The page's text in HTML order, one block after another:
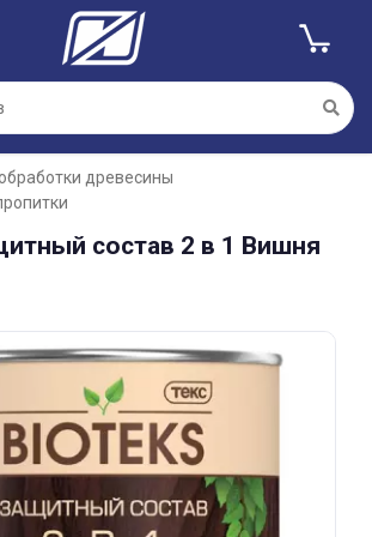
древесины
состав 2 в 1 Вишня
банков
части